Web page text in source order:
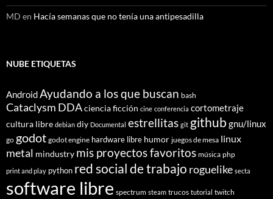
MD en Hacía semanas que no tenía una antipesadilla
NUBE ETIQUETAS
AndroidAyudando a los que buscan bash
Cataclysm DDAciencia ficción cine conferencia cortometraje
cultura libre debian diy Documental estrellitas git github gnu/linux
go godot godot engine hardware libre humor juegos de mesa linux
metal mindustry mis proyectos favoritos música php
print and play python red social de trabajo roguelike secta
software libre spectrum steam trucos tutorial twitch